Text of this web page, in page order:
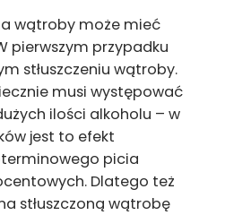
wątroby może mieć
pierwszym przypadku
stłuszczeniu wątroby.
musi występować
ilości alkoholu – w
jest to efekt
picia
Dlatego też
stłuszczoną wątrobę